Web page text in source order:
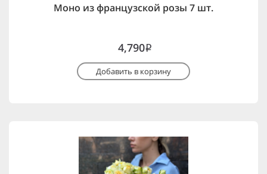
Моно из французской розы 7 шт.
4,790i
Добавить в корзину